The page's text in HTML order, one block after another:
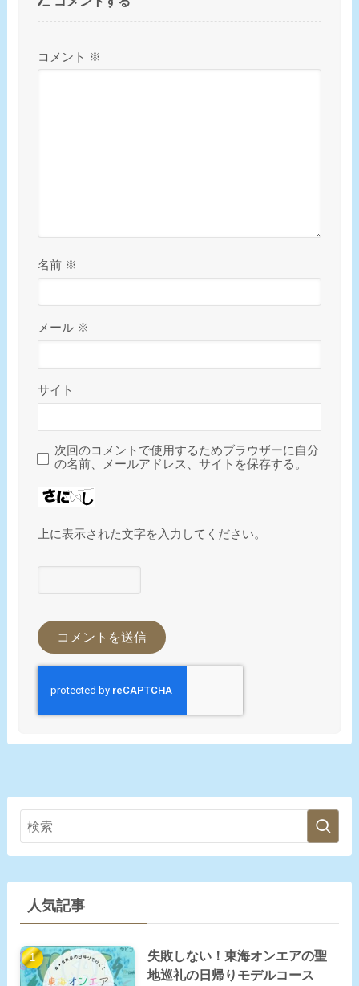
コメント ※
名前 ※
メール ※
サイト
次回のコメントで使用するためブラウザーに自分
の名前、メールアドレス、サイトを保存する。
上に表示された文字を入力してください。
人気記事
失敗しない！東海オンエアの聖
地巡礼の日帰りモデルコース